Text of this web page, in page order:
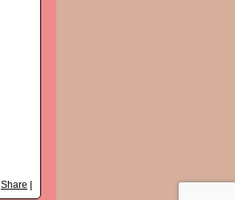
Share